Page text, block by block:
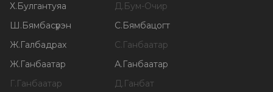
Х.Булгантуяа Д.Бум-Очир
Ш.Бямбасүрэн С.Бямбацогт
Ж.Галбадрах С.Ганбаатар
Ж.Ганбаатар А.Ганбаатар
Г.Ганбаатар Д.Ганбат